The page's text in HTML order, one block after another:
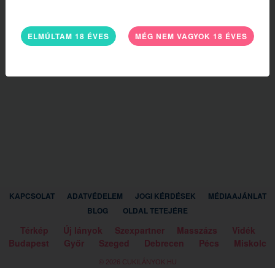
KAPCSOLAT ADATVÉDELEM JOGI KÉRDÉSEK
MÉDIAAJÁNLAT
BLOG
OLDAL TETEJÉRE
Térkép Új lányok Szexpartner Masszázs
Vidék
Budapest
Győr Szeged Debrecen Pécs Miskolc
© 2026 CUKILÁNYOK.HU
ELMÚLTAM 18 ÉVES MÉG NEM VAGYOK 18 ÉVES